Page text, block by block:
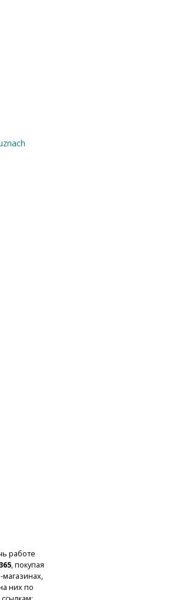
работе
, покупая
магазинах,
них по